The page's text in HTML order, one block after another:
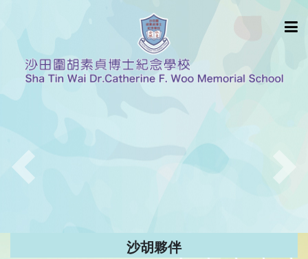
Previous Next
沙胡夥伴